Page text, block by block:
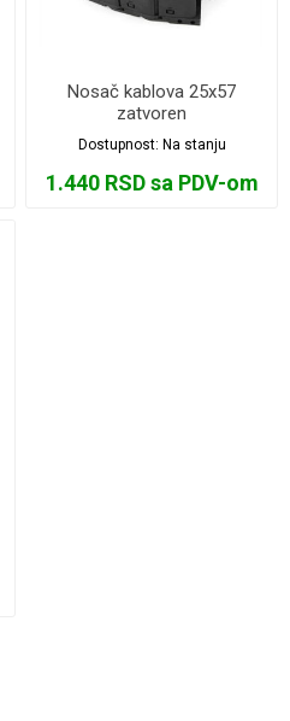
Nosač kablova 25x57
zatvoren
Dostupnost: Na stanju
1.440 RSD sa PDV-om